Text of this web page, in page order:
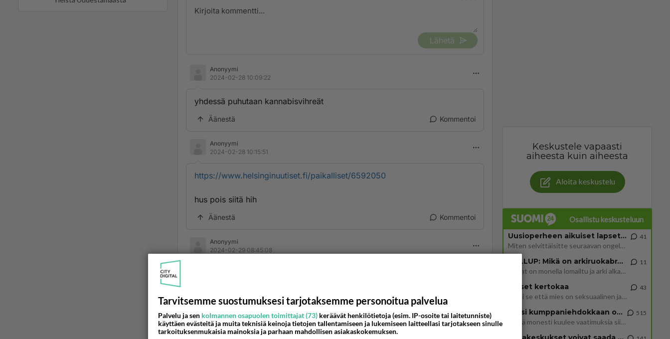
Lähetä
Anonyymi
2024-02-28 10:09:22
yhdessä puhutaan kannabisvihreät
Äänestä Kommentoi
Anonyymi
2024-02-28 10:15:51
https://www.helsinginuutiset.fi/paikalliset/6592050
hus pois siitä hih
Äänestä Kommentoi
Anonyymi
2024-02-29 08:45:08
Äänestä Kommentoi
Anonyymi
2024-02-29 08:53:05
Keskustele vapaasti
aiheesta kuin aiheesta
Aloita keskustelu
Osallistu keskusteluun
Uusioperheen aikuiset lapset tyhjentää jääkaapin käydessään
Miten selvittäisitte seuraavan ongelman, meillä on uusioperhe, minulla teini-ikäiset lapset ja puolisolla aikuiset, jotk
41
GALLUP: Mikä on arkiruokabravuurisi?
Lomat on monella lomailtu ja arki alkaa. Se voi tarkoittaa myös sitä, että grillailut on grillattu ja palataan arjen ruo
11
Naiset kertokaa
Miksi se että mies on seksuaalinen ja haluaa seksiä ja te olette hänen mielestänne haluttava on vastenmielistä? Mikä sii
43
Miksi kumppaniehdokkaan oma elämä on teille ongelma?
Täällä monesti kuulee vaatimuksia siitä, että kumppaniehdokkaalla ei saisi olla lemmikkejä, lapsia, kavereita, eksiä, su
515
Tarvitsemme suostumuksesi tarjotaksemme personoitua palvelua
Palvelu ja sen kolmannen osapuolen toimittajat (73) keräävät henkilötietoja (esim. IP-osoite tai laitetunniste)
käyttäen evästeitä ja muita teknisiä keinoja tietojen tallentamiseen ja lukemiseen laitteellasi tarjotakseen sinulle
tarkoituksenmukaisia mainoksia ja parhaan mahdollisen asiakaskokemuksen.